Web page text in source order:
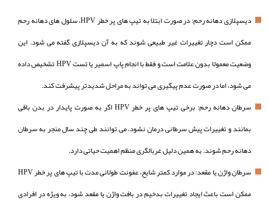
دیسپلازی دهانه رحم: در صورت ابتلا به تیپ های پر خطر HPV، سلول های دهانه رحم
ممکن است دچار تغییرات غیر طبیعی شوند که به آن دیسپلازی گفته می شود. این
وضعیت معمولا بدون علامت است و فقط با انجام پاپ اسمیر یا تست HPV تشخیص داده
می شود، اما در صورت عدم پیگیری می تواند به مراحل شدیدتر پیشرفت کند.
سرطان دهانه رحم: برخی تیپ های پر خطر HPV اگر به صورت پایدار در بدن باقی
بمانند و تغییرات پیش سرطانی درمان نشود، می توانند طی چند سال منجر به سرطان
دهانه رحم شوند. به همین دلیل غربالگری منظم اهمیت حیاتی دارد.
سرطان واژن یا مقعد: در موارد کمتر شایع، عفونت طولانی مدت با تیپ های پر خطر HPV
ممکن است باعث ایجاد تغییرات بدخیم در بافت واژن یا مقعد شود، به ویژه در افرادی